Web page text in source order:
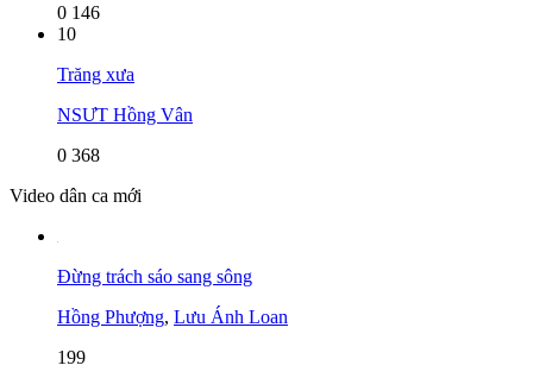
0 146
10
Trăng xưa
NSƯT Hồng Vân
0 368
Video dân ca mới
Đừng trách sáo sang sông
Hồng Phượng, Lưu Ánh Loan
199